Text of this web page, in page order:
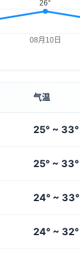
气温
25° ~ 33°
25° ~ 33°
24° ~ 33°
24° ~ 32°